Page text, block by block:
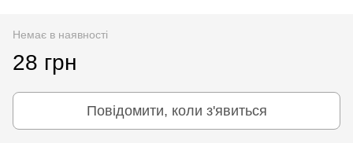
Немає в наявності
28 грн
Повідомити, коли з'явиться